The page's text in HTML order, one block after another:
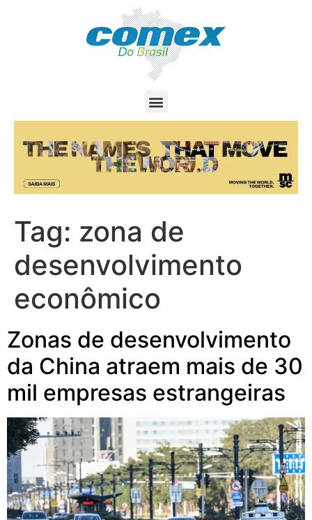
Tag: zona de
desenvolvimento
econômico
Zonas de desenvolvimento
da China atraem mais de 30
mil empresas estrangeiras